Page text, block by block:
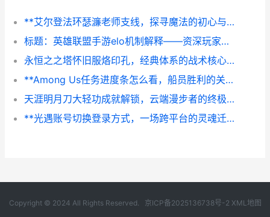
**艾尔登法环瑟濂老师支线，探寻魔法的初心与代价**
标题：英雄联盟手游elo机制解释——资深玩家的深度剖析
永恒之之塔怀旧服烙印孔，经典体系的战术核心，副标题，烙印组合的艺术与博弈
**Among Us任务进度条怎么看，船员胜利的关键指南**
天涯明月刀大轻功成就解锁，云端漫步者的终极浪漫
**光遇账号切换登录方式，一场跨平台的灵魂迁徙**
Copyright © 2024 All Rights Reserved. 京ICP备2025136738号-2 XML地图